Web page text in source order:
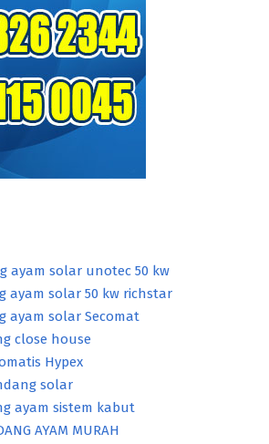
ayam solar unotec 50 kw
ayam solar 50 kw richstar
ayam solar Secomat
close house
Hypex
solar
ayam sistem kabut
AYAM MURAH